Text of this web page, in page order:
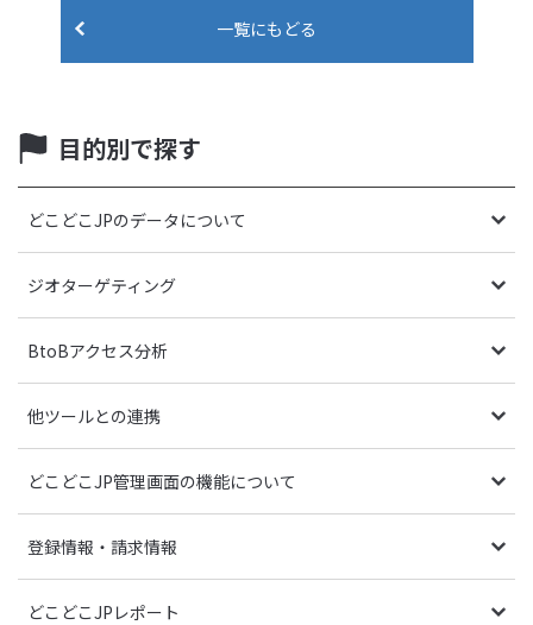
一覧にもどる
目的別で探す
どこどこJPのデータについて
ジオターゲティング
BtoBアクセス分析
他ツールとの連携
どこどこJP管理画面の機能について
登録情報・請求情報
どこどこJPレポート